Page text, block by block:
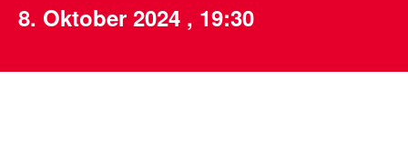
8. Oktober 2024 , 19:30